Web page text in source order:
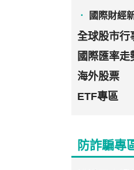
國際財經
全球股市行
國際匯率走
海外股票
ETF專區
防詐騙專